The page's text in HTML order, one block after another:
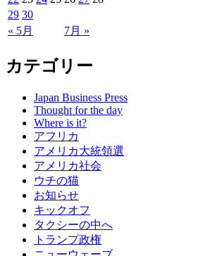
« 5月 7月 »
29 30
カテゴリー
Japan Business Press
Thought for the day
Where is it?
アフリカ
アメリカ大統領選
アメリカ社会
ウチの猫
お知らせ
キックオフ
タクシーの中へ
トランプ政権